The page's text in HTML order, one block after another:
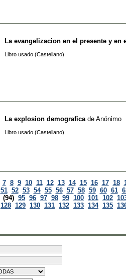
La evangelizacion en el presente y en
Libro usado (Castellano)
La explosion demografica de Anónimo
Libro usado (Castellano)
7 8 9 10 11 12 13 14 15 16 17 18
51 52 53 54 55 56 57 58 59 60 61
(94) 95 96 97 98 99 100 101 102
128 129 130 131 132 133 134 135